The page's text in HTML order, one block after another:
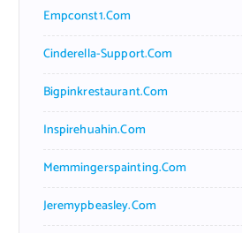
Empconst1.com
Cinderella-Support.com
Bigpinkrestaurant.com
Inspirehuahin.com
Memmingerspainting.com
Jeremypbeasley.com